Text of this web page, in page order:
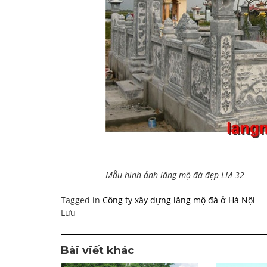
Mẫu hình ảnh lăng mộ đá đẹp LM 32
Tagged in Công ty xây dựng lăng mộ đá ở Hà Nội
Lưu
Bài viết khác